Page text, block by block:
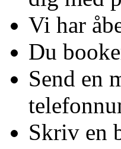
Vi har
Du
Send en
Skriv en